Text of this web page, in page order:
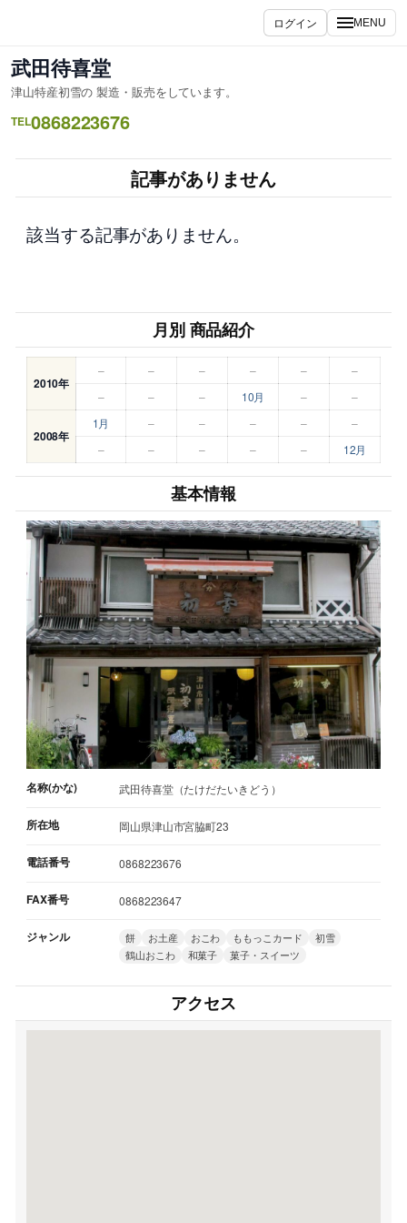
を
ス
キ
ッ
ログイン MENU
武田待喜堂
津山特産初雪の 製造・販売をしています。
TEL0868223676
記事がありません
該当する記事がありません。
月別 商品紹介
2010年
– – – – –
–
–
– – 10月 – –
2008年
1月 – – – –
–
–
– – – – 12月
基本情報
名称(かな) 武田待喜堂（たけだたいきどう）
所在地 岡山県津山市宮脇町23
電話番号 0868223676
FAX番号 0868223647
ジャンル 餅 お土産 おこわ ももっこカード
初雪
鶴山おこわ
和菓子 菓子・スイーツ
アクセス